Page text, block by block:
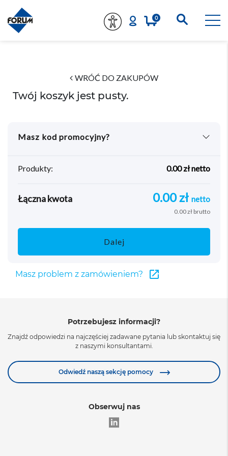
0
WRÓĆ DO ZAKUPÓW
Twój koszyk jest pusty.
Masz kod promocyjny?
Produkty: 0.00złnetto
Łączna kwota 0.00zł netto
0.00zł brutto
Dalej
Masz problem z zamówieniem?
Potrzebujesz informacji?
Znajdź odpowiedzi na najczęściej zadawane pytania lub skontaktuj się
z naszymi konsultantami.
Odwiedź naszą sekcję pomocy
Obserwuj nas